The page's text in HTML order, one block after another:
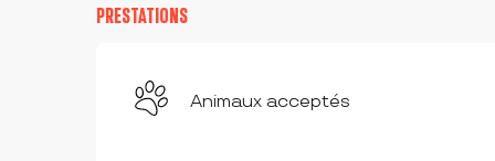
PRESTATIONS
Animaux acceptés